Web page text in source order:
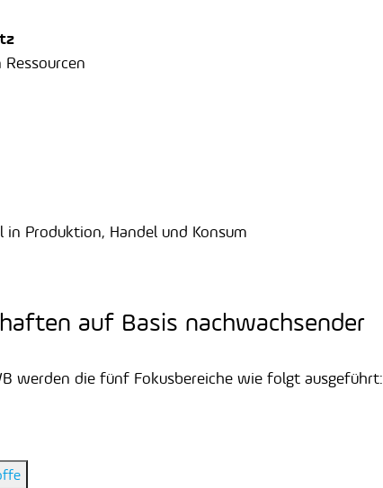
Produktion, Handel und Konsum
auf Basis nachwachsender
werden die fünf Fokusbereiche wie folgt ausgeführt: